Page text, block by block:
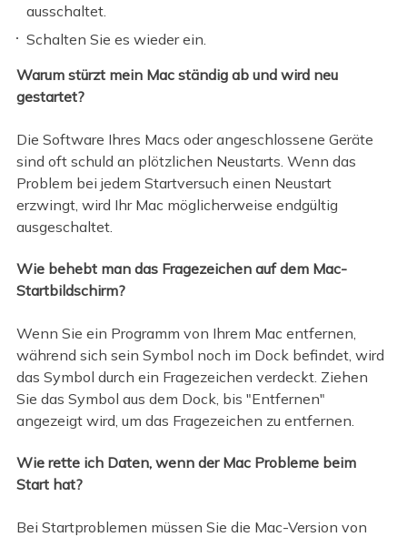
ausschaltet.
Schalten Sie es wieder ein.
Warum stürzt mein Mac ständig ab und wird neu
gestartet?
Die Software Ihres Macs oder angeschlossene Geräte
sind oft schuld an plötzlichen Neustarts. Wenn das
Problem bei jedem Startversuch einen Neustart
erzwingt, wird Ihr Mac möglicherweise endgültig
ausgeschaltet.
Wie behebt man das Fragezeichen auf dem Mac-
Startbildschirm?
Wenn Sie ein Programm von Ihrem Mac entfernen,
während sich sein Symbol noch im Dock befindet, wird
das Symbol durch ein Fragezeichen verdeckt. Ziehen
Sie das Symbol aus dem Dock, bis "Entfernen"
angezeigt wird, um das Fragezeichen zu entfernen.
Wie rette ich Daten, wenn der Mac Probleme beim
Start hat?
Bei Startproblemen müssen Sie die Mac-Version von